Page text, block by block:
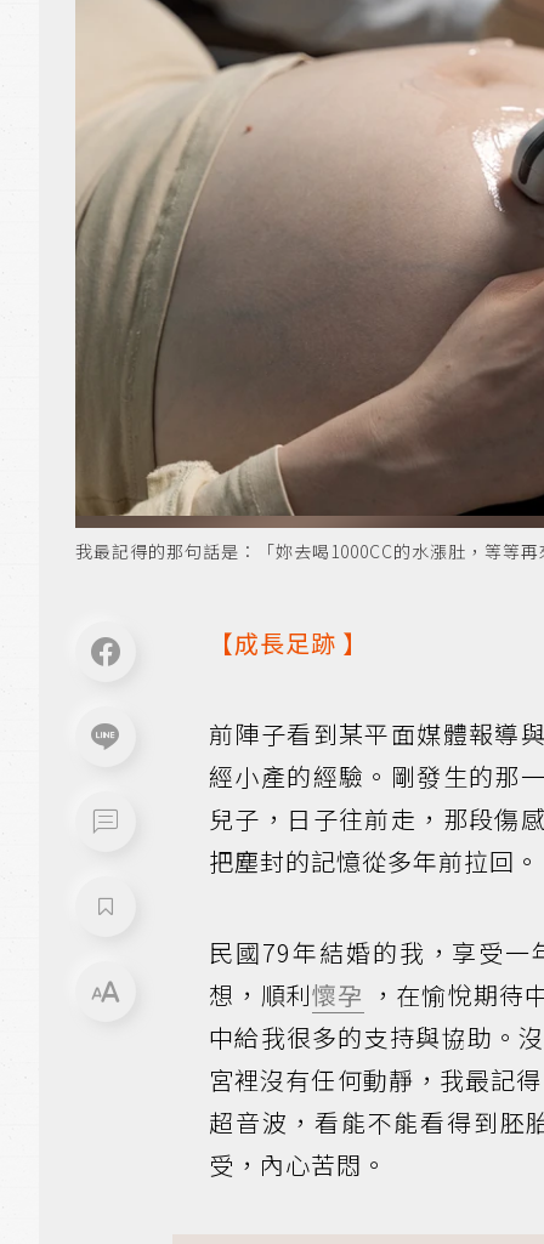
我最記得的那句話是：「妳去喝1000CC的水漲肚，等等
【成長足跡 】
前陣子看到某平面媒體報導
經小產的經驗。剛發生的那
兒子，日子往前走，那段傷
把塵封的記憶從多年前拉回。
民國79年結婚的我，享受
想，順利懷孕 ，在愉悅期待
中給我很多的支持與協助。
宮裡沒有任何動靜，我最記
超音波，看能不能看得到胚
受，內心苦悶。